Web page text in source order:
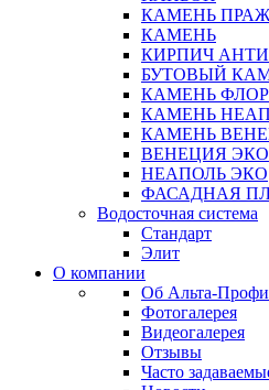
КАМЕНЬ
КАМЕНЬ
КИРПИЧ
БУТОВЫЙ
КАМЕНЬ
КАМЕНЬ
КАМЕНЬ
ВЕНЕЦИЯ ЭКО
НЕАПОЛЬ ЭКО
ФАСАДНАЯ
Водосточная система
Стандарт
Элит
О компании
Об Альта-
Фотогалерея
Видеогалерея
Отзывы
Часто